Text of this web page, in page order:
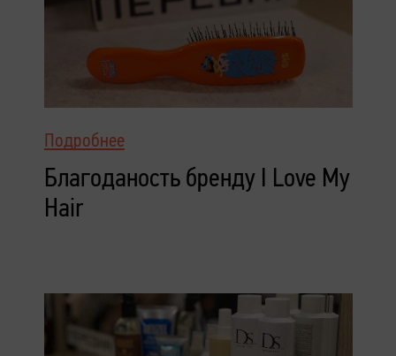
Подробнее
Благоданость бренду I Love My
Hair